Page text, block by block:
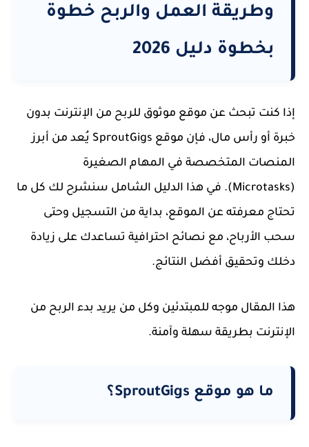
وطريقة العمل والربح خطوة
بخطوة دليل 2026
إذا كنت تبحث عن موقع موثوق للربح من الإنترنت بدون
خبرة أو رأس مال، فإن موقع SproutGigs يُعد من أبرز
المنصات المتخصصة في المهام الصغيرة
(Microtasks). في هذا الدليل الشامل سنشرح لك كل ما
تحتاج معرفته عن الموقع، بداية من التسجيل وحتى
سحب الأرباح، مع نصائح احترافية تساعدك على زيادة
دخلك وتحقيق أفضل النتائج.
هذا المقال موجه للمبتدئين وكل من يريد بدء الربح من
الإنترنت بطريقة سهلة وآمنة.
ما هو موقع SproutGigs؟